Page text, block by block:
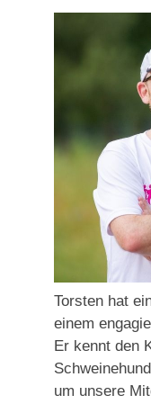
Torsten hat
einem
Er kennt den
um unsere